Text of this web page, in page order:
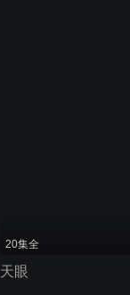
20集全
天眼